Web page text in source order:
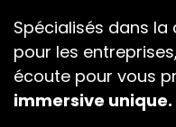
Spécialisés dans
pour les
écoute pour vous
immersive unique.